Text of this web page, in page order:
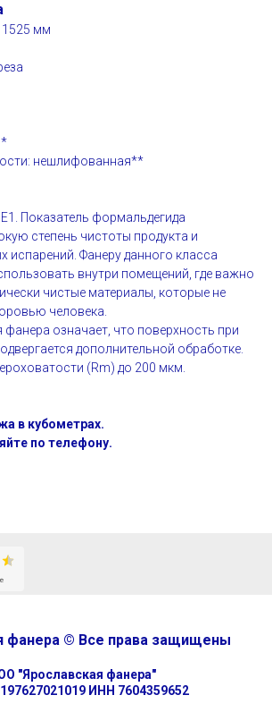
мм
нешлифованная**
Показатель формальдегида
степень чистоты продукта и
испарений. Фанеру данного класса
внутри помещений, где важно
чистые материалы, которые не
человека.
означает, что поверхность при
дополнительной обработке.
(Rm) до 200 мкм.
в кубометрах.
по телефону.
фанера © Все права защищены
"Ярославская фанера"
ИНН 7604359652